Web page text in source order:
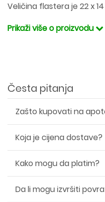
Veličina flastera je 22 x
Prikaži više o proizvodu
Česta pitanja
Zašto kupovati na
Koja je cijena dostave?
Kako mogu da platim?
Da li mogu izvršiti